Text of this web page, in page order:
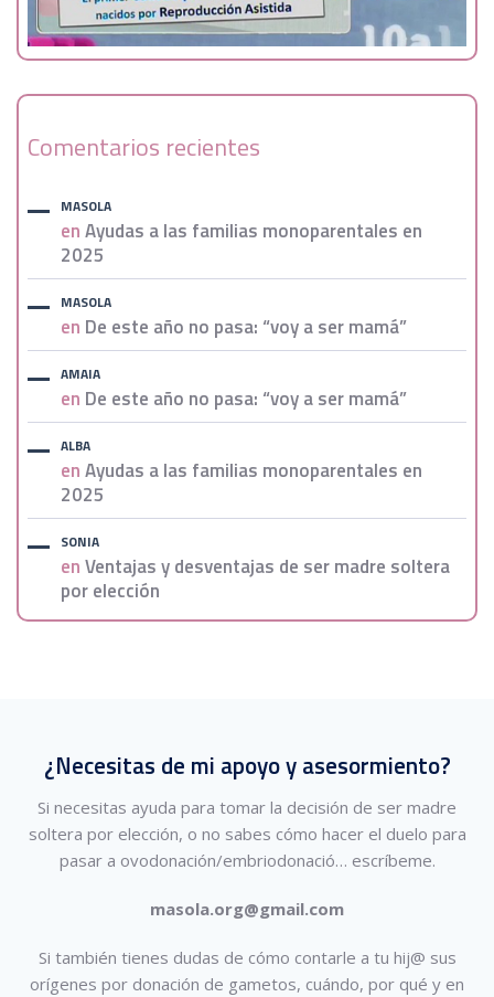
Comentarios recientes
MASOLA
enAyudas a las familias monoparentales en
2025
MASOLA
en De este año no pasa: “voy a ser mamá”
AMAIA
en De este año no pasa: “voy a ser mamá”
ALBA
enAyudas a las familias monoparentales en
2025
SONIA
enVentajas y desventajas de ser madre soltera
por elección
¿Necesitas de mi apoyo y asesormiento?
Si necesitas ayuda para tomar la decisión de ser madre
soltera por elección, o no sabes cómo hacer el duelo para
pasar a ovodonación/embriodonació… escríbeme.
masola.org@gmail.com
Si también tienes dudas de cómo contarle a tu hij@ sus
orígenes por donación de gametos, cuándo, por qué y en